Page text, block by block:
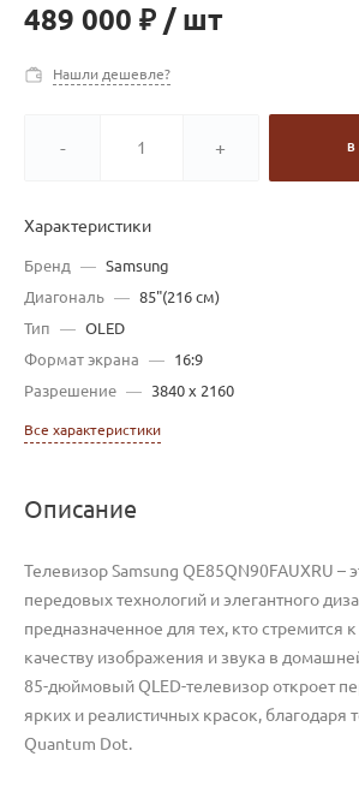
489 000 ₽ / шт
Нашли дешевле?
- + В
Характеристики
Бренд — Samsung
Диагональ — 85"(216 см)
Тип
— OLED
Формат экрана
—
16:9
Разрешение — 3840 x 2160
Все характеристики
Описание
Телевизор Samsung QE85QN90FAUXRU –
передовых технологий и элегантного
предназначенное для тех, кто стремится
качеству изображения и звука в
85-дюймовый QLED-телевизор откроет
ярких и реалистичных красок, благодаря
Quantum Dot.